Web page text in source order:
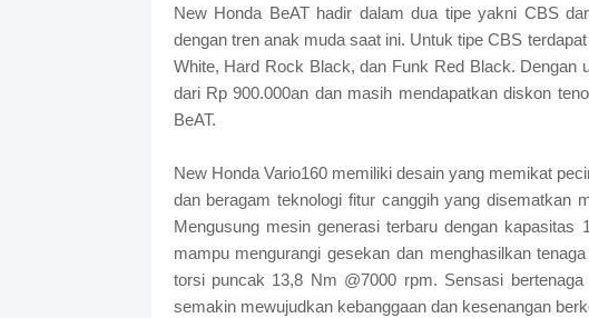
New Honda BeAT hadir dalam dua tipe yakni CBS
dengan tren anak muda saat ini. Untuk tipe CBS
White, Hard Rock Black, dan Funk Red Black. Dengan
dari Rp 900.000an dan masih mendapatkan diskon
BeAT.
New Honda Vario160 memiliki desain yang memikat
dan beragam teknologi fitur canggih yang disematkan
Mengusung mesin generasi terbaru dengan
mampu mengurangi gesekan dan menghasilkan
torsi puncak 13,8 Nm @7000 rpm. Sensasi
semakin mewujudkan kebanggaan dan kesenangan